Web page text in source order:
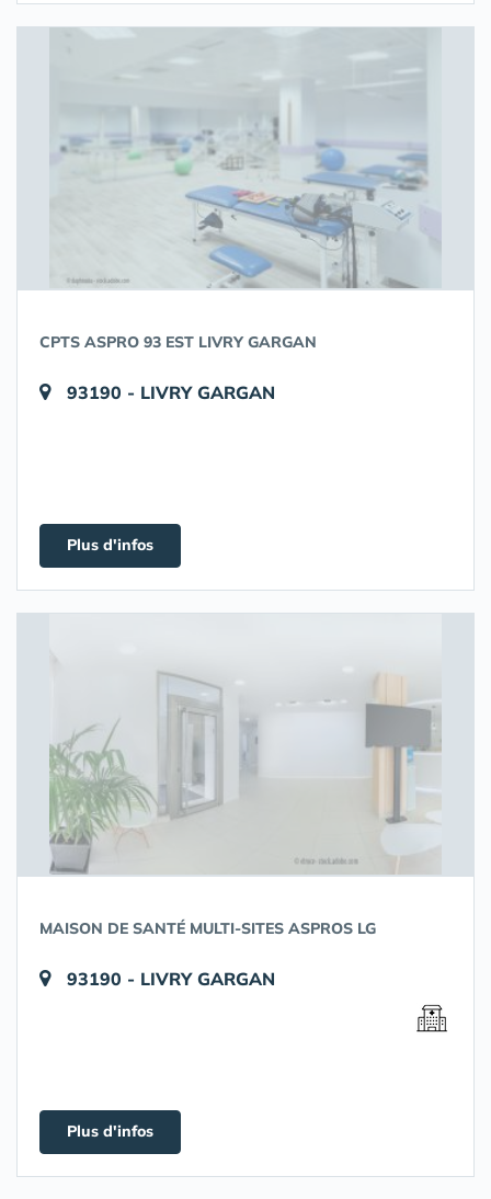
CPTS ASPRO 93 EST LIVRY GARGAN
93190 - LIVRY GARGAN
Plus d'infos
MAISON DE SANTÉ MULTI-SITES ASPROS LG
93190 - LIVRY GARGAN
Plus d'infos